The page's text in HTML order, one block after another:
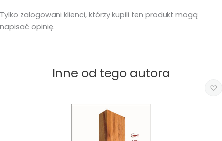
Tylko zalogowani klienci, którzy kupili ten produkt mogą
napisać opinię.
Inne od tego autora